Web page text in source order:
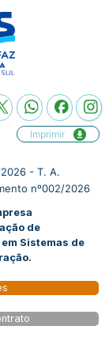
Imprimir
- T. A.
nº002/2026
de
Sistemas de